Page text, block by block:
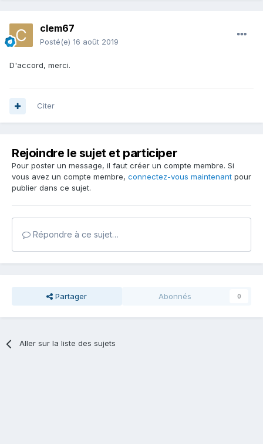
clem67
Posté(e) 16 août 2019
D'accord, merci.
Citer
Rejoindre le sujet et participer
Pour poster un message, il faut créer un compte membre. Si
vous avez un compte membre, connectez-vous maintenant pour
publier dans ce sujet.
Répondre à ce sujet…
Partager Abonnés 0
Aller sur la liste des sujets